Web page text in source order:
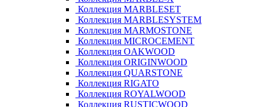
Коллекция MARBLESET
Коллекция MARBLESYSTEM
Коллекция MARMOSTONE
Коллекция MICROCEMENT
Коллекция OAKWOOD
Коллекция ORIGINWOOD
Коллекция QUARSTONE
Коллекция RIGATO
Коллекция ROYALWOOD
Коллекция RUSTICWOOD